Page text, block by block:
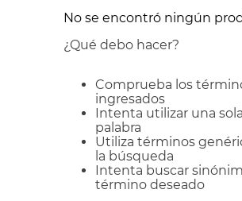
No se encontró ningún
¿Qué debo hacer?
Comprueba los
ingresados
Intenta utilizar una sola
palabra
Utiliza términos
la búsqueda
Intenta buscar
término deseado